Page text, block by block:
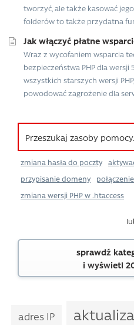
tworzyć, ale także kasować
folderów to także przydatna
Jak włączyć płatne
Wraz z wycofaniem wsparcia
bezpieczeństwa PHP dla wersji
wszystkich starszych wersji
powodować zagrożenie dla
zmiana hasła do poczty
przypisanie domeny
zmiana wersji PHP w .htaccess
sprawdź
i wyświetl
adres IP